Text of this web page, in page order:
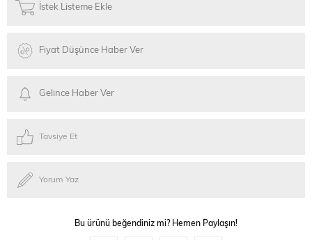
İstek Listeme Ekle
Fiyat Düşünce Haber Ver
Gelince Haber Ver
Tavsiye Et
Yorum Yaz
Bu ürünü beğendiniz mi? Hemen Paylaşın!